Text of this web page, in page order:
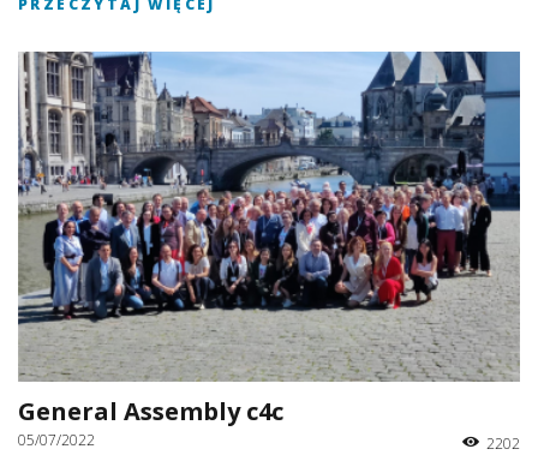
PRZECZYTAJ WIĘCEJ
General Assembly c4c
05/07/2022 2202